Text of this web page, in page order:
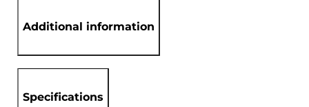
Additional information
Specifications